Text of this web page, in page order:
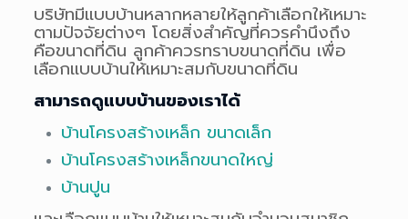
บริษัทมีแบบบ้านหลากหลายให้ลูกค้าเลือกให้เหมาะ
ตามปัจจัยต่างๆ โดยสิ่งสำคัญที่ควรคำนึงถึง
คือขนาดที่ดิน ลูกค้าควรทราบขนาดที่ดิน เพื่อ
เลือกแบบบ้านให้เหมาะสมกับขนาดที่ดิน
สามารถดูแบบบ้านของเราได้
บ้านโครงสร้างเหล็ก ขนาดเล็ก
บ้านโครงสร้างเหล็กขนาดใหญ่
บ้านปูน